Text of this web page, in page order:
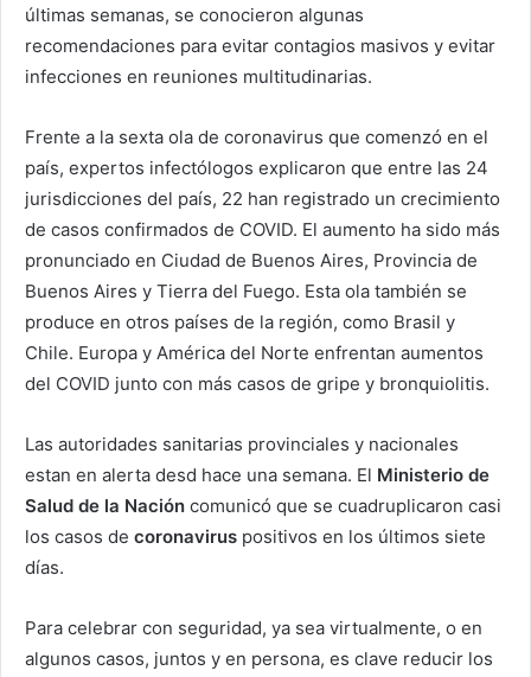
últimas semanas, se conocieron algunas
recomendaciones para evitar contagios masivos y evitar
infecciones en reuniones multitudinarias.
Frente a la sexta ola de coronavirus que comenzó en el
país, expertos infectólogos explicaron que entre las 24
jurisdicciones del país, 22 han registrado un crecimiento
de casos confirmados de COVID. El aumento ha sido más
pronunciado en Ciudad de Buenos Aires, Provincia de
Buenos Aires y Tierra del Fuego. Esta ola también se
produce en otros países de la región, como Brasil y
Chile. Europa y América del Norte enfrentan aumentos
del COVID junto con más casos de gripe y bronquiolitis.
Las autoridades sanitarias provinciales y nacionales
estan en alerta desd hace una semana. El Ministerio de
Salud de la Nación comunicó que se cuadruplicaron casi
los casos de coronavirus positivos en los últimos siete
días.
Para celebrar con seguridad, ya sea virtualmente, o en
algunos casos, juntos y en persona, es clave reducir los